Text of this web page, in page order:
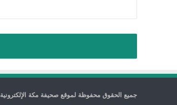
جميع الحقوق محفوظة لموقع صحيفة مكة الإلكترونية